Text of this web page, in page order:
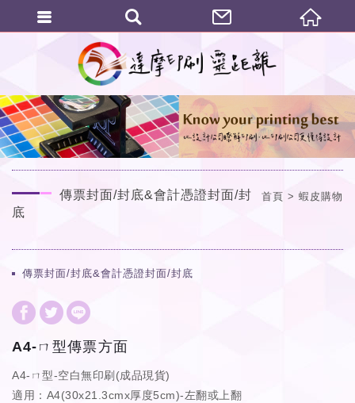
首頁 蝦皮購物
傳票封面/封底&會計憑證封面/封
底
傳票封面/封底&會計憑證封面/封底
​​​​​​​A4-ㄇ型傳票方面
A4-ㄇ型-空白無印刷(成品現貨)
適用：A4(30x21.3cmx厚度5cm)-左翻或上翻
繁體中文